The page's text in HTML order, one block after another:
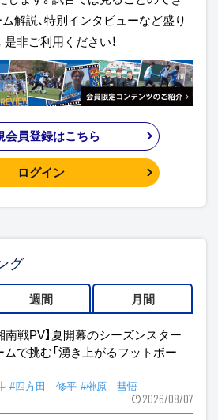
解説、特別インタビューなど盛り
非ご利用ください！
会員登録はこちら
ログイン
グ
週間 月間
南戦PV】夏開幕のシーズンスター
ムで挑む「湧き上がるフットボー
#四方田 修平 #榊原 彗悟
2026/08/07